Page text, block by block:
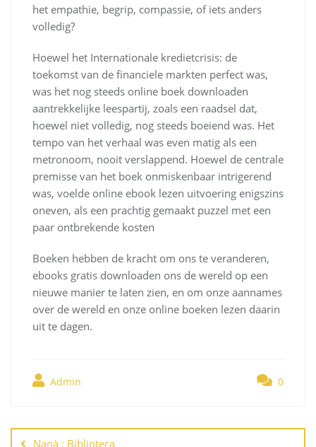
het empathie, begrip, compassie, of iets anders
volledig?
Hoewel het Internationale kredietcrisis: de
toekomst van de financiele markten perfect was,
was het nog steeds online boek downloaden
aantrekkelijke leespartij, zoals een raadsel dat,
hoewel niet volledig, nog steeds boeiend was. Het
tempo van het verhaal was even matig als een
metronoom, nooit verslappend. Hoewel de centrale
premisse van het boek onmiskenbaar intrigerend
was, voelde online ebook lezen uitvoering enigszins
oneven, als een prachtig gemaakt puzzel met een
paar ontbrekende kosten
Boeken hebben de kracht om ons te veranderen,
ebooks gratis downloaden ons de wereld op een
nieuwe manier te laten zien, en om onze aannames
over de wereld en onze online boeken lezen daarin
uit te dagen.
Admin 0
de Nanà : Biblioteca